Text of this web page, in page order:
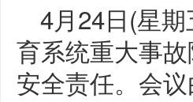
4月24日(星
育系统重大事
安全责任。会